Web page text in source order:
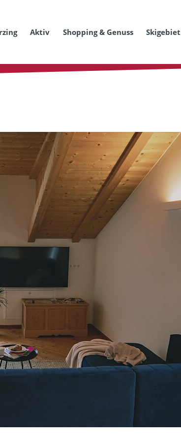
Aktiv Shopping & Genuss Skigebiet